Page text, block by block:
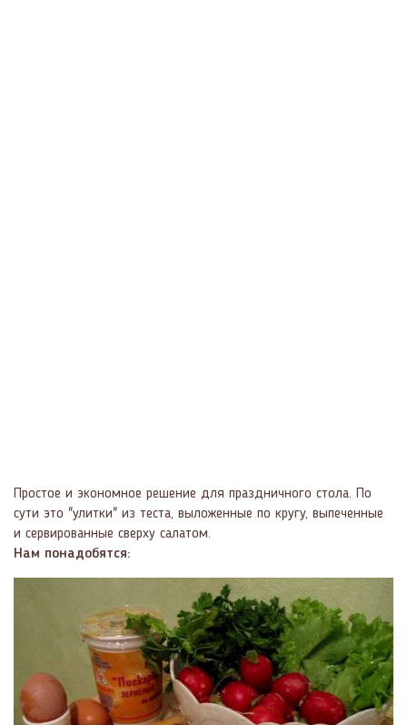
Простое и экономное решение для праздничного стола. По
сути это "улитки" из теста, выложенные по кругу, выпеченные
и сервированные сверху салатом.
Нам понадобятся: